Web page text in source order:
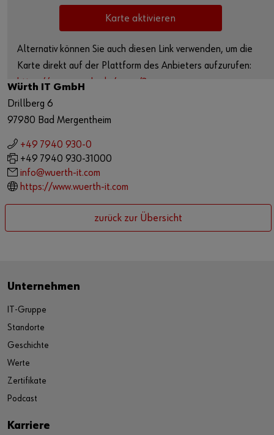
Workplace Solutions
ccSec - Certification Center Security
Karte aktivieren
Alternativ können Sie auch diesen Link verwenden, um die
Karte direkt auf der Plattform des Anbieters aufzurufen:
https://www.google.de/maps/?
q=49.48691629148103,9.744761298099853
Würth IT GmbH
Drillberg 6
97980 Bad Mergentheim
+49 7940 930-0
+49 7940 930-31000
info@wuerth-it.com
https://www.wuerth-it.com
zurück zur Übersicht
Unternehmen
IT-Gruppe
Standorte
Geschichte
Werte
Zertifikate
Podcast
Karriere